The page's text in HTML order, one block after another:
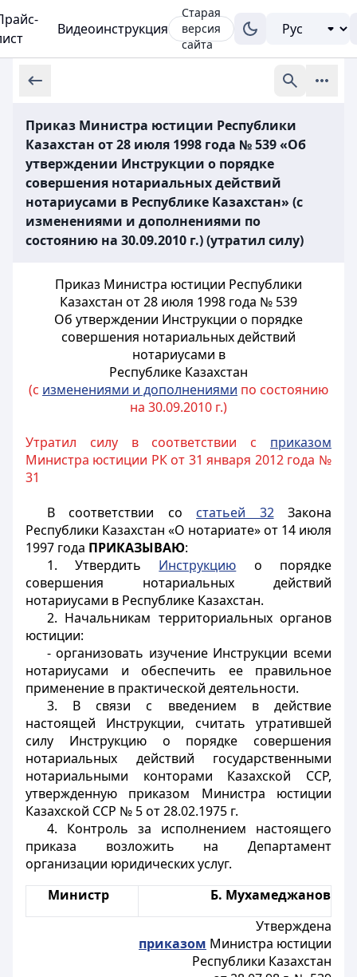
Видеоинструкция
Старая
версия
сайта
Приказ Министра юстиции Республики
Казахстан от 28 июля 1998 года № 539 «Об
утверждении Инструкции о порядке
совершения нотариальных действий
нотариусами в Республике Казахстан» (с
изменениями и дополнениями по
состоянию на 30.09.2010 г.) (утратил силу)
Приказ Министра юстиции Республики
Казахстан от 28 июля 1998 года № 539
Об утверждении Инструкции о порядке
совершения нотариальных действий
нотариусами в
Республике Казахстан
(с изменениями и дополнениями по состоянию
на 30.09.2010 г.)
Утратил силу в соответствии с приказом
Министра юстиции РК от 31 января 2012 года №
31
В соответствии со статьей 32Закона
Республики Казахстан «О нотариате» от 14 июля
1997 года ПРИКАЗЫВАЮ:
1. Утвердить Инструкцию о порядке
совершения нотариальных действий
нотариусами в Республике Казахстан.
2. Начальникам территориальных органов
юстиции:
- организовать изучение Инструкции всеми
нотариусами и обеспечить ее правильное
применение в практической деятельности.
3. В связи с введением в действие
настоящей Инструкции, считать утратившей
силу Инструкцию о порядке совершения
нотариальных действий государственными
нотариальными конторами Казахской ССР,
утвержденную приказом Министра юстиции
Казахской ССР № 5 от 28.02.1975 г.
4. Контроль за исполнением настоящего
приказа возложить на Департамент
организации юридических услуг.
Министр
Б. Мухамеджанов
Утверждена
приказом Министра юстиции
Республики Казахстан